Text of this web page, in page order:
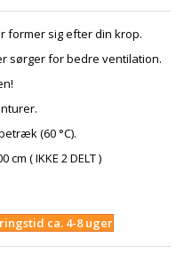
former sig efter din krop.
sørger for bedre ventilation.
(60 °C).
( IKKE 2 DELT )
ca. 4-8 uger